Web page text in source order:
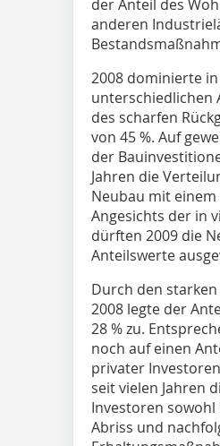
der Anteil des
anderen
2008 dominierte
unterschiedlichen
des scharfen
von 45 %. Auf
der
Jahren die
Neubau mit
Angesichts der in
dürften 2009 die
Anteilswerte
Durch den
2008 legte der
28 % zu.
noch auf einen
privater
seit vielen Jahren
Investoren
Abriss und